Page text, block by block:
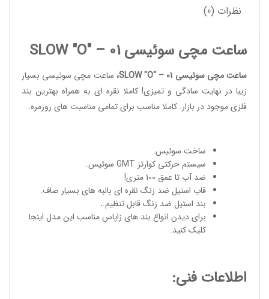
نظرات (0)
ساعت مچی سوئیسی SLOW "O" – 01
ساعت مچی سوئیسی SLOW "O" – 01 ، ساعت مچی سوئیسی بسیار
زیبا در نهایت سادگی و تمیزی! کاملا نقره ای به همراه بهترین بند
فلزی موجود در بازار. کاملا مناسب برای تمامی مناسبت های روزمره.
ساخت سوئیس.
سیستم حرکتی کوارتز GMT سوئیس.
ضد آب تا عمق 100 متری!
قاب استیل ضد زنگ نقره ای بالبه های بسیار صاف.
بند استیل ضد زنگ قابل تنظیم..
برای دیدن انواع بند های زاپاس مناسب این مدل اینجا
کلیک کنید.
اطلاعات فنی: